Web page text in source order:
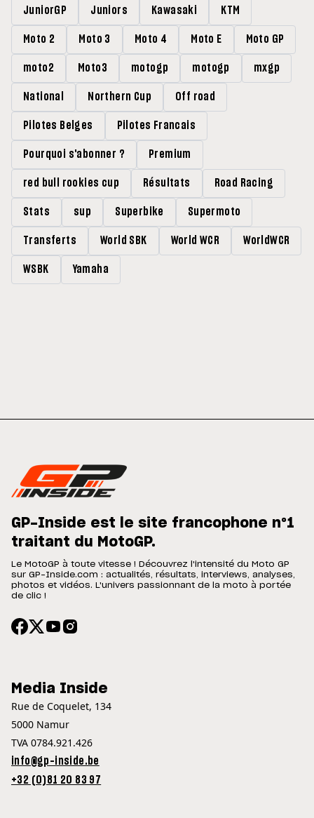
JuniorGP Juniors Kawasaki KTM
Moto 2 Moto 3 Moto 4 Moto E Moto GP
moto2 Moto3 motogp motogp mxgp
National Northern Cup Off road
Pilotes Belges Pilotes Francais
Pourquoi s'abonner ? Premium
red bull rookies cup Résultats Road Racing
Stats sup Superbike Supermoto
Transferts World SBK World WCR WorldWCR
WSBK Yamaha
GP-Inside est le site francophone n°1
traitant du MotoGP.
Le MotoGP à toute vitesse ! Découvrez l'intensité du Moto GP
sur GP-Inside.com : actualités, résultats, interviews, analyses,
photos et vidéos. L'univers passionnant de la moto à portée
de clic !
Media Inside
Rue de Coquelet, 134
5000 Namur
TVA 0784.921.426
info@gp-inside.be
+32 (0)81 20 83 97